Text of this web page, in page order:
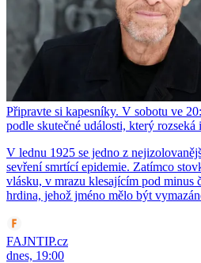
Připravte si kapesníky. V sobotu ve
podle skutečné události, který
V lednu 1925 se jedno z
sevření smrtící epidemie. Zatímco
vlásku, v mrazu klesajícím pod minus
hrdina, jehož jméno mělo být
FAJNTIP.cz
dnes, 19:00